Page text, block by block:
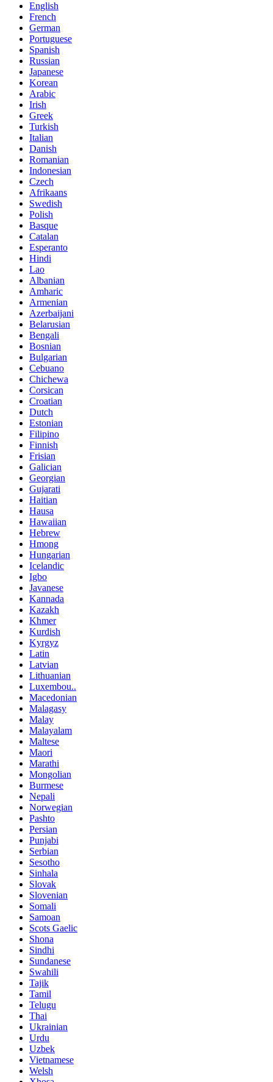
English
French
German
Portuguese
Spanish
Russian
Japanese
Korean
Arabic
Irish
Greek
Turkish
Italian
Danish
Romanian
Indonesian
Czech
Afrikaans
Swedish
Polish
Basque
Catalan
Esperanto
Hindi
Lao
Albanian
Amharic
Armenian
Azerbaijani
Belarusian
Bengali
Bosnian
Bulgarian
Cebuano
Chichewa
Corsican
Croatian
Dutch
Estonian
Filipino
Finnish
Frisian
Galician
Georgian
Gujarati
Haitian
Hausa
Hawaiian
Hebrew
Hmong
Hungarian
Icelandic
Igbo
Javanese
Kannada
Kazakh
Khmer
Kurdish
Kyrgyz
Latin
Latvian
Lithuanian
Luxembou..
Macedonian
Malagasy
Malay
Malayalam
Maltese
Maori
Marathi
Mongolian
Burmese
Nepali
Norwegian
Pashto
Persian
Punjabi
Serbian
Sesotho
Sinhala
Slovak
Slovenian
Somali
Samoan
Scots Gaelic
Shona
Sindhi
Sundanese
Swahili
Tajik
Tamil
Telugu
Thai
Ukrainian
Urdu
Uzbek
Vietnamese
Welsh